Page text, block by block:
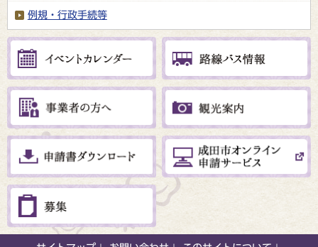
例規・行政手続等